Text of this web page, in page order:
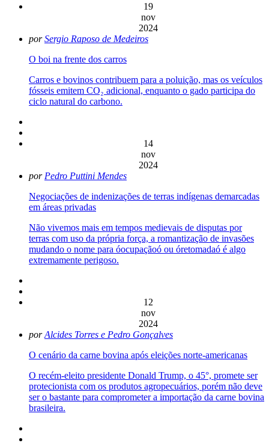
19
nov
2024
porSergio Raposo de Medeiros
O boi na frente dos carros
Carros e bovinos contribuem para a poluição, mas os veículos
fósseis emitem CO₂ adicional, enquanto o gado participa do
ciclo natural do carbono.
14
nov
2024
por Pedro Puttini Mendes
Negociações de indenizações de terras indígenas demarcadas
em áreas privadas
Não vivemos mais em tempos medievais de disputas por
terras com uso da própria força, a romantização de invasões
mudando o nome para óocupaçãoó ou óretomadaó é algo
extremamente perigoso.
12
nov
2024
porAlcides Torres e Pedro Gonçalves
O cenário da carne bovina após eleições norte-americanas
O recém-eleito presidente Donald Trump, o 45°, promete ser
protecionista com os produtos agropecuários, porém não deve
ser o bastante para comprometer a importação da carne bovina
brasileira.